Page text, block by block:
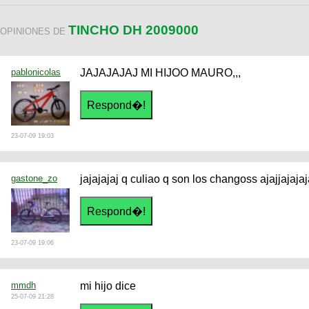
OPINIONES DE TINCHO DH 2009000
pablonicolas
23-07-09 19:03
JAJAJAJAJ MI HIJOO MAURO,,,
gastone_zo
23-07-09 19:06
jajajajaj q culiao q son los changoss
mmdh
25-07-09 21:28
mi hijo dice